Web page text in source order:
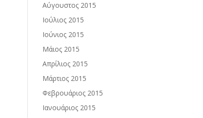
Αύγουστος 2015
Ιούλιος 2015
Ιούνιος 2015
Μάιος 2015
Απρίλιος 2015
Μάρτιος 2015
Φεβρουάριος 2015
Ιανουάριος 2015